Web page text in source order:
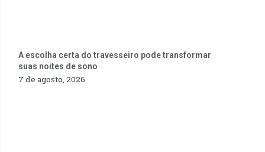
A escolha certa do travesseiro pode transformar
suas noites de sono
7 de agosto, 2026